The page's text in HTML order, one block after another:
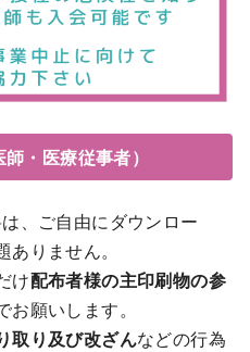
・医療従事者）
、ご自由にダウンロー
りません。
け配布者様の主印刷物の参
お願いします。
取り及び改ざんなどの行為